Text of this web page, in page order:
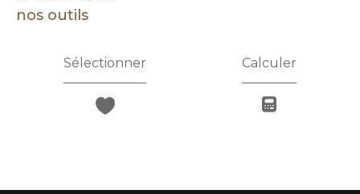
nos outils
Sélectionner Calculer